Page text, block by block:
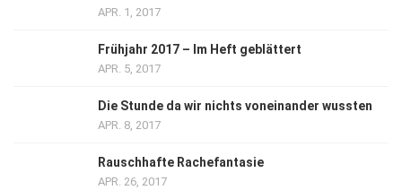
APR. 1, 2017
Frühjahr 2017 – Im Heft geblättert
APR. 5, 2017
Die Stunde da wir nichts voneinander wussten
APR. 8, 2017
Rauschhafte Rachefantasie
APR. 26, 2017